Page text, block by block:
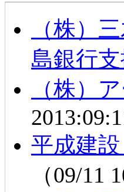
（株）
島銀行
（株）
平成建
（09/11